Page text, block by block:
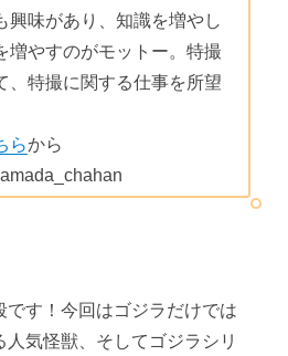
興味があり、知識を増やし
増やすのがモットー。特撮
、特撮に関する仕事を所望
らから
です！今回はゴジラだけでは
気怪獣、そしてゴジラシリ